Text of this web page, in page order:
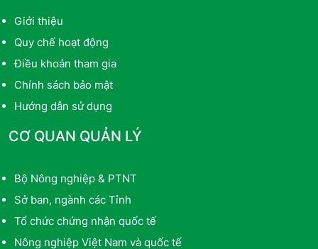
Giới thiệu
Quy chế hoạt động
Điều khoản tham gia
Chính sách bảo mật
Hướng dẫn sử dụng
CƠ QUAN QUẢN LÝ
Bộ Nông nghiệp & PTNT
Sở ban, ngành các Tỉnh
Tổ chức chứng nhận quốc tế
Nông nghiệp Việt Nam và quốc tế